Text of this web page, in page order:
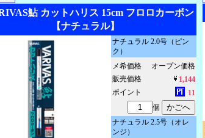
鮎 カットハリス 15cm フロロカーボン
【ナチュラル】
ナチュラル 2.0号（ピン
ク）
メ希価格
オープン価格
販売価格
1,144
ポイント
11
個
ナチュラル 2.5号（オレ
ンジ）